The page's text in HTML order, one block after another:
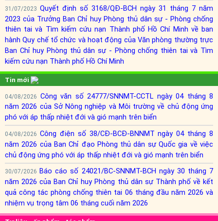
31/07/2023 Quyết định số 3168/QĐ-BCH ngày 31 tháng 7 năm
2023 của Trưởng Ban Chỉ huy Phòng thủ dân sự - Phòng chống
thiên tai và Tìm kiếm cứu nạn Thành phố Hồ Chí Minh về ban
hành Quy chế tổ chức và hoạt động của Văn phòng thường trực
Ban Chỉ huy Phòng thủ dân sự - Phòng chống thiên tai và Tìm
kiếm cứu nạn Thành phố Hồ Chí Minh
Tin mới
04/08/2026 Công văn số 24777/SNNMT-CCTL ngày 04 tháng 8
năm 2026 của Sở Nông nghiệp và Môi trường về chủ động ứng
phó với áp thấp nhiệt đới và gió mạnh trên biển
04/08/2026 Công điện số 38/CĐ-BCĐ-BNNMT ngày 04 tháng 8
năm 2026 của Ban Chỉ đạo Phòng thủ dân sự Quốc gia về việc
chủ động ứng phó với áp thấp nhiệt đới và gió mạnh trên biển
30/07/2026 Báo cáo số 24021/BC-SNNMT-BCH ngày 30 tháng 7
năm 2026 của Ban Chỉ huy Phòng thủ dân sự Thành phố về kết
quả công tác phòng chống thiên tai 06 tháng đầu năm 2026 và
nhiệm vụ trọng tâm 06 tháng cuối năm 2026